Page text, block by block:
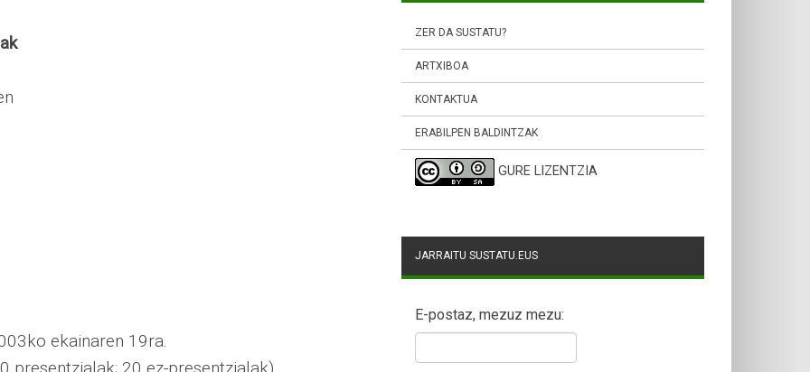
ekainaren 19ra.
ZER DA SUSTATU?
ARTXIBOA
KONTAKTUA
ERABILPEN BALDINTZAK
GURE LIZENTZIA
JARRAITU SUSTATU.EUS
E-postaz, mezuz mezu: